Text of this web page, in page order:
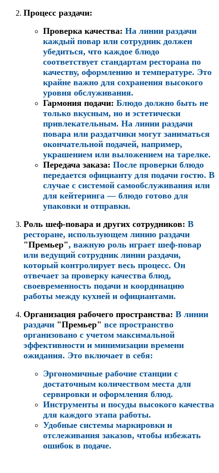
Процесс раздачи:
Проверка качества: На линии раздачи
каждый повар или сотрудник должен
убедиться, что каждое блюдо
соответствует стандартам ресторана по
качеству, оформлению и температуре. Это
крайне важно для сохранения высокого
уровня обслуживания.
Гармония подачи: Блюдо должно быть не
только вкусным, но и эстетически
привлекательным. На линии раздачи
повара или раздатчики могут заниматься
окончательной подачей, например,
украшением или выложением на тарелке.
Передача заказа: После проверки блюдо
передается официанту для подачи гостю. В
случае с системой самообслуживания или
для кейтеринга — блюдо готово для
упаковки и отправки.
Роль шеф-повара и других сотрудников: В
ресторане, использующем линию раздачи
"Премьер", важную роль играет шеф-повар
или ведущий сотрудник линии раздачи,
который контролирует весь процесс. Он
отвечает за проверку качества блюд,
своевременность подачи и координацию
работы между кухней и официантами.
Организация рабочего пространства: В линии
раздачи "Премьер" все пространство
организовано с учетом максимальной
эффективности и минимизации времени
ожидания. Это включает в себя:
Эргономичные рабочие станции с
достаточным количеством места для
сервировки и оформления блюд.
Инструменты и посуды высокого качества
для каждого этапа работы.
Удобные системы маркировки и
отслеживания заказов, чтобы избежать
ошибок в подаче.